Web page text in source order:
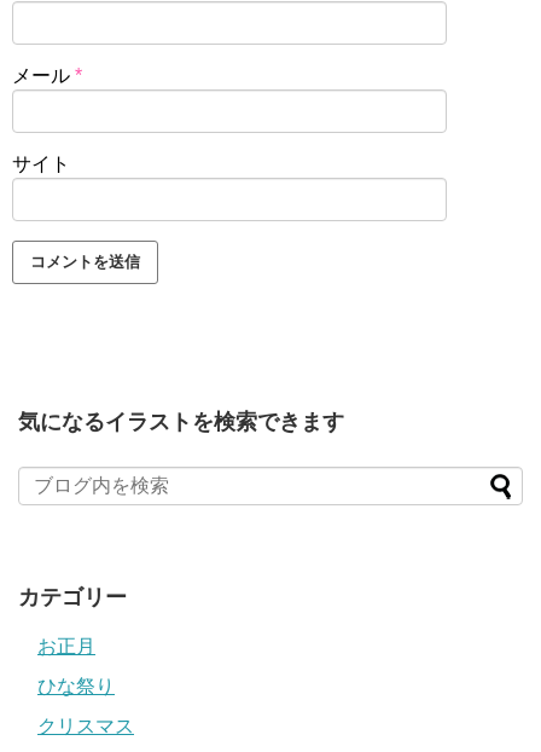
メール *
サイト
気になるイラストを検索できます
カテゴリー
お正月
ひな祭り
クリスマス